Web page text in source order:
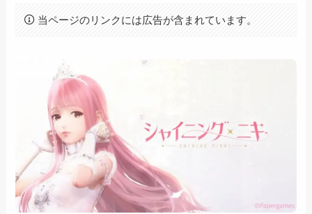
当ページのリンクには広告が含まれています。